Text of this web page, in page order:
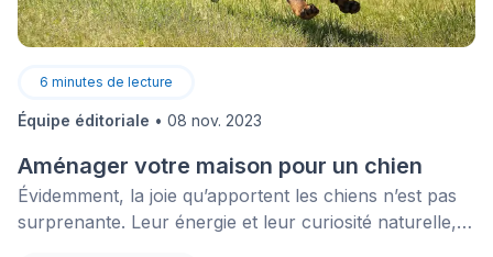
6 minutes de lecture
Équipe éditoriale • 08 nov. 2023
Aménager votre maison pour un chien
Évidemment, la joie qu’apportent les chiens n’est pas
surprenante. Leur énergie et leur curiosité naturelle,